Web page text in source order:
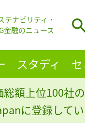
テナビリティ・
金融のニュース
スタディ
総額上位100社
に登録して